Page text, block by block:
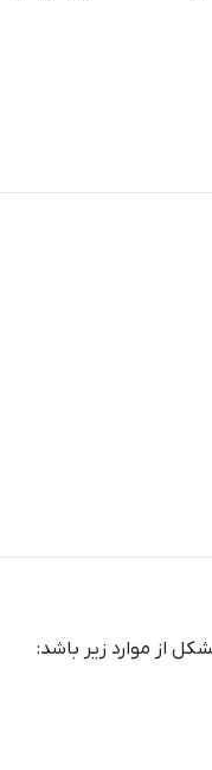
از موارد زیر باشد: